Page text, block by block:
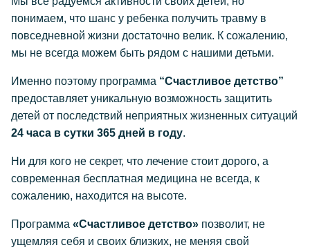
понимаем, что шанс у ребенка получить травму в
повседневной жизни достаточно велик. К сожалению,
мы не всегда можем быть рядом с нашими детьми.
Именно поэтому программа “Счастливое детство”
предоставляет уникальную возможность защитить
детей от последствий неприятных жизненных ситуаций
24 часа в сутки 365 дней в году.
Ни для кого не секрет, что лечение стоит дорого, а
современная бесплатная медицина не всегда, к
сожалению, находится на высоте.
Программа «Счастливое детство» позволит, не
ущемляя себя и своих близких, не меняя свой